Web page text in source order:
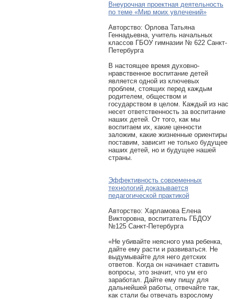
Внеурочная проектная деятельность
по теме «Мир моих увлечений»
Авторcтво: Орлова Татьяна
Геннадьевна, учитель начальных
классов ГБОУ гимназии № 622 Санкт-
Петербурга
В настоящее время духовно-
нравственное воспитание детей
является одной из ключевых
проблем, стоящих перед каждым
родителем, обществом и
государством в целом. Каждый из нас
несет ответственность за воспитание
наших детей. От того, как мы
воспитаем их, какие ценности
заложим, какие жизненные ориентиры
поставим, зависит не только будущее
наших детей, но и будущее нашей
страны.
Эффективность современных
технологий доказывается
педагогической практикой
Авторcтво: Харламова Елена
Викторовна, воспитатель ГБДОУ
№125 Санкт-Петербурга
«Не убивайте неясного ума ребенка,
дайте ему расти и развиваться. Не
выдумывайте для него детских
ответов. Когда он начинает ставить
вопросы, это значит, что ум его
заработал. Дайте ему пищу для
дальнейшей работы, отвечайте так,
как стали бы отвечать взрослому